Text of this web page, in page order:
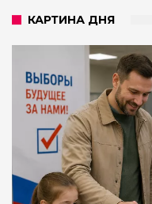
КАРТИНА ДНЯ